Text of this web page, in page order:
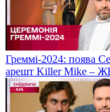
Греммі-2024: поява
арешт Killer Mike –